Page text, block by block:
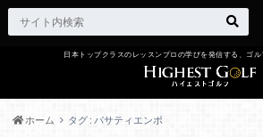
日本トップクラスのレッスンプロの学びを発信する、ゴル
ホーム タグ : パサティエンポ